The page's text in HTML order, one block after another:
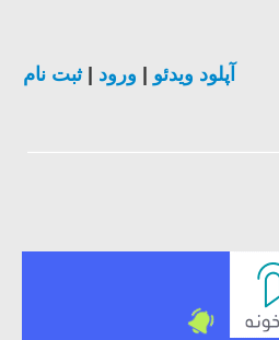
آپلود ویدئو ورود |ثبت نام